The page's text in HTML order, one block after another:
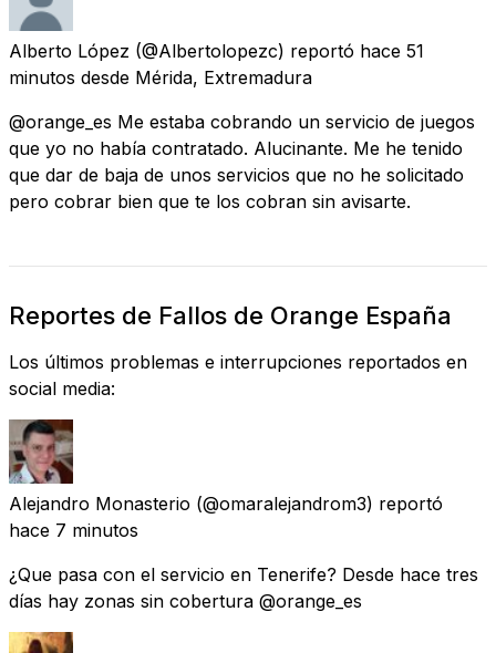
Alberto López (@Albertolopezc) reportó hace 51
minutos desde Mérida, Extremadura
@orange_es Me estaba cobrando un servicio de juegos
que yo no había contratado. Alucinante. Me he tenido
que dar de baja de unos servicios que no he solicitado
pero cobrar bien que te los cobran sin avisarte.
Reportes de Fallos de Orange España
Los últimos problemas e interrupciones reportados en
social media:
Alejandro Monasterio (@omaralejandrom3) reportó
hace 7 minutos
¿Que pasa con el servicio en Tenerife? Desde hace tres
días hay zonas sin cobertura @orange_es